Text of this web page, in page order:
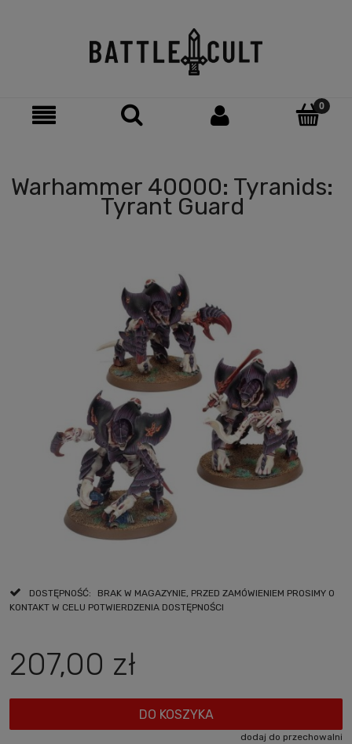
Warhammer 40000: Tyranids:
Tyrant Guard
DOSTĘPNOŚĆ:
BRAK W MAGAZYNIE, PRZED ZAMÓWIENIEM PROSIMY O
KONTAKT W CELU POTWIERDZENIA DOSTĘPNOŚCI
207,00 zł
DO KOSZYKA
dodaj do przechowalni